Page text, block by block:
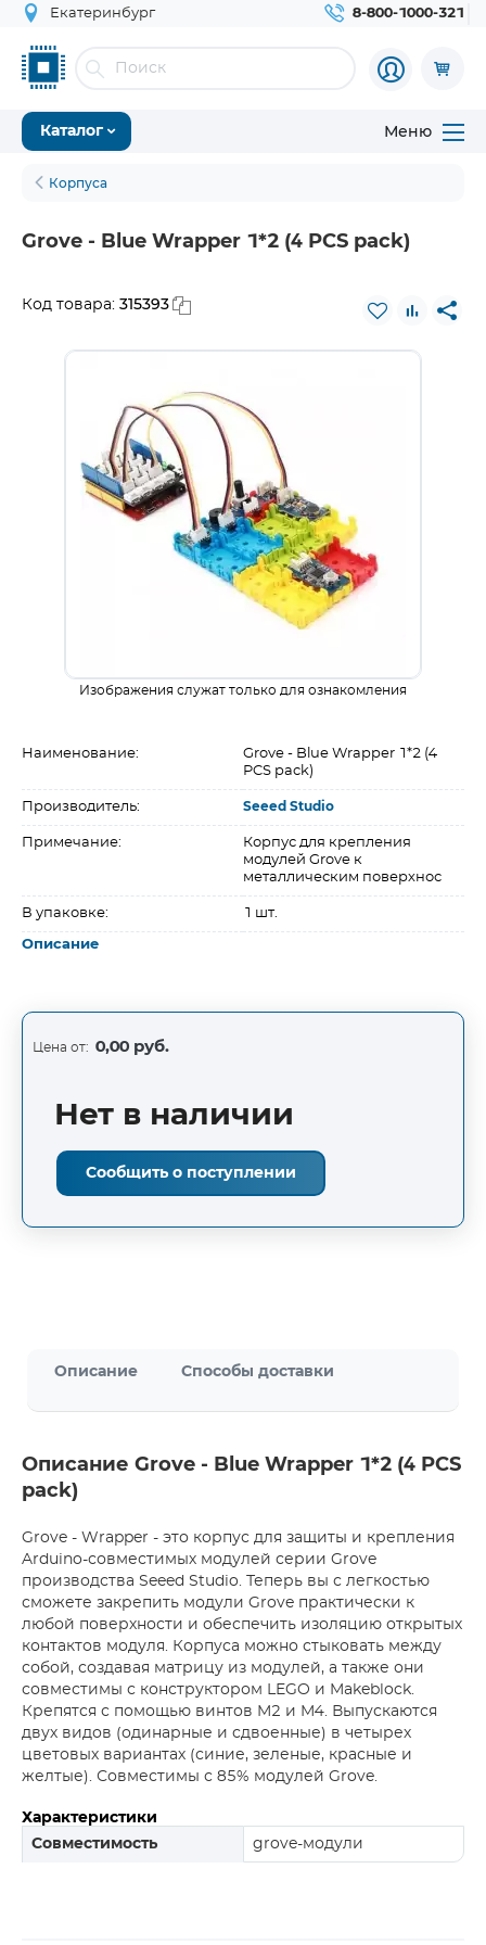
Екатеринбург 8-800-1000-321
Каталог Меню
Корпуса
Grove - Blue Wrapper 1*2 (4 PCS pack)
Код товара: 315393
Изображения служат только для ознакомления
Наименование:
Grove - Blue Wrapper 1*2 (4
PCS pack)
Производитель: Seeed Studio
Примечание:
Корпус для крепления
модулей Grove к
металлическим поверхнос
В упаковке: 1 шт.
Описание
Цена от: 0,00 руб.
Нет в наличии
Сообщить о поступлении
Описание Способы доставки
Описание Grove - Blue Wrapper 1*2 (4 PCS
pack)
Grove - Wrapper - это корпус для защиты и крепления
Arduino-совместимых модулей серии Grove
производства Seeed Studio. Теперь вы с легкостью
сможете закрепить модули Grove практически к
любой поверхности и обеспечить изоляцию открытых
контактов модуля. Корпуса можно стыковать между
собой, создавая матрицу из модулей, а также они
совместимы с конструктором LEGO и Makeblock.
Крепятся с помощью винтов M2 и M4. Выпускаются
двух видов (одинарные и сдвоенные) в четырех
цветовых вариантах (синие, зеленые, красные и
желтые). Совместимы с 85% модулей Grove.
Характеристики
Совместимость
grove-модули